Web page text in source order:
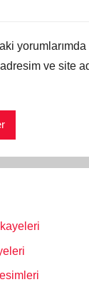
yorumlarımda
ve site